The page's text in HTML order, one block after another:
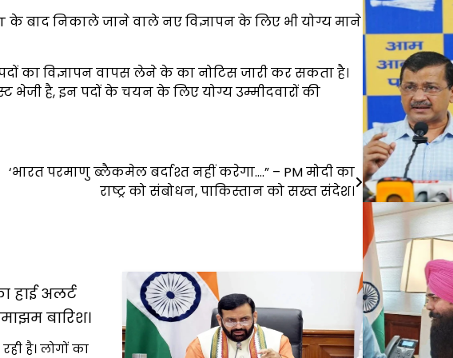
के बाद निकाले जाने वाले नए विज्ञापन के लिए भी योग्य माने
का विज्ञापन वापस लेने के का नोटिस जारी कर सकता है।
है, इन पदों के चयन के लिए योग्य उम्मीदवारों की
‘भारत परमाणु ब्लैकमेल बर्दाश्त नहीं करेगा….” – PM मोदी का
राष्ट्र को संबोधन, पाकिस्तान को सख्त संदेश।
हाई अलर्ट
बारिश।
है। लोगों का